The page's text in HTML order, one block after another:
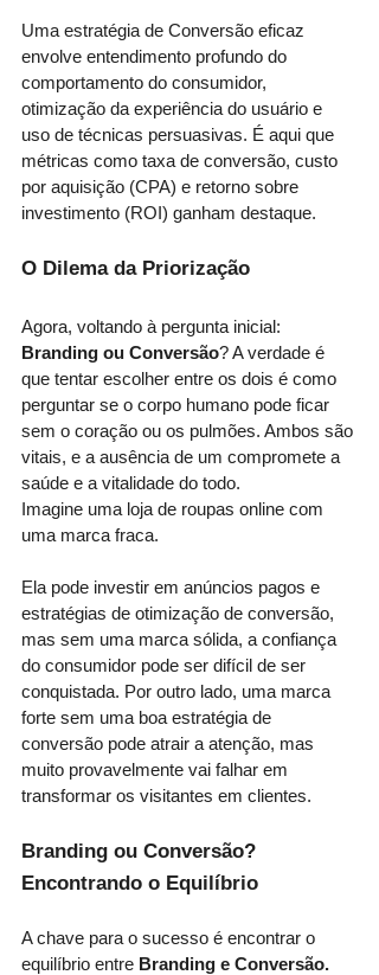
Uma estratégia de Conversão eficaz
envolve entendimento profundo do
comportamento do consumidor,
otimização da experiência do usuário e
uso de técnicas persuasivas. É aqui que
métricas como taxa de conversão, custo
por aquisição (CPA) e retorno sobre
investimento (ROI) ganham destaque.
O Dilema da Priorização
Agora, voltando à pergunta inicial:
Branding ou Conversão? A verdade é
que tentar escolher entre os dois é como
perguntar se o corpo humano pode ficar
sem o coração ou os pulmões. Ambos são
vitais, e a ausência de um compromete a
saúde e a vitalidade do todo.
Imagine uma loja de roupas online com
uma marca fraca.
Ela pode investir em anúncios pagos e
estratégias de otimização de conversão,
mas sem uma marca sólida, a confiança
do consumidor pode ser difícil de ser
conquistada. Por outro lado, uma marca
forte sem uma boa estratégia de
conversão pode atrair a atenção, mas
muito provavelmente vai falhar em
transformar os visitantes em clientes.
Branding ou Conversão?
Encontrando o Equilíbrio
A chave para o sucesso é encontrar o
equilíbrio entre Branding e Conversão.